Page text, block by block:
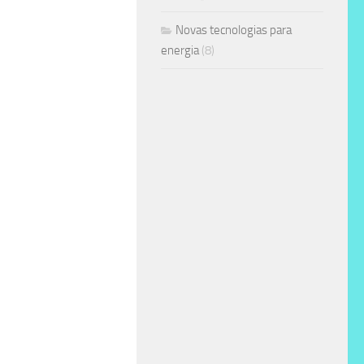
Novas tecnologias para
energia (8)